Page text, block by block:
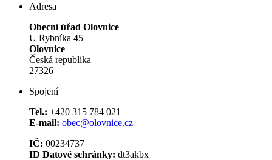
Adresa
Obecní úřad Olovnice
U Rybníka 45
Olovnice
Česká republika
27326
Spojení
Tel.: +420 315 784 021
E-mail: obec@olovnice.cz
IČ: 00234737
ID Datové schránky: dt3akbx